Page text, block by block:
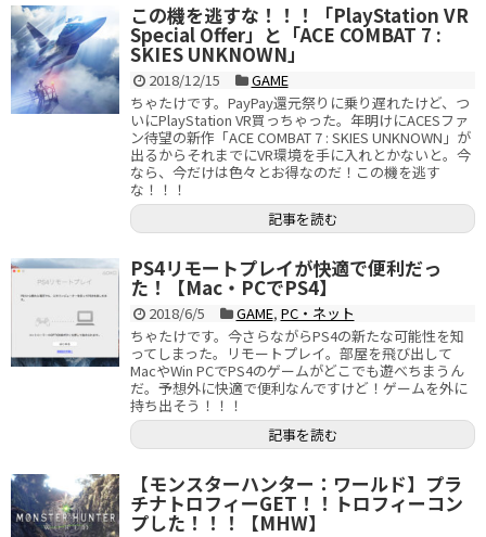
この機を逃すな！！！「PlayStation VR
Special Offer」と「ACE COMBAT 7 :
SKIES UNKNOWN」
2018/12/15
GAME
ちゃたけです。PayPay還元祭りに乗り遅れたけど、つ
いにPlayStation VR買っちゃった。年明けにACESファ
ン待望の新作「ACE COMBAT 7 : SKIES UNKNOWN」が
出るからそれまでにVR環境を手に入れとかないと。今
なら、今だけは色々とお得なのだ！この機を逃す
な！！！
記事を読む
PS4リモートプレイが快適で便利だっ
た！【Mac・PCでPS4】
2018/6/5 GAME, PC・ネット
ちゃたけです。今さらながらPS4の新たな可能性を知
ってしまった。リモートプレイ。部屋を飛び出して
MacやWin PCでPS4のゲームがどこでも遊べちまうん
だ。予想外に快適で便利なんですけど！ゲームを外に
持ち出そう！！！
記事を読む
【モンスターハンター：ワールド】プラ
チナトロフィーGET！！トロフィーコン
プした！！！【MHW】